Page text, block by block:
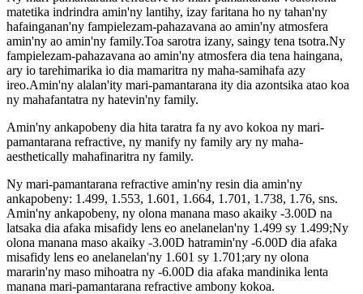
matetika indrindra amin'ny lantihy, izay faritana ho ny tahan'ny
hafainganan'ny fampielezam-pahazavana ao amin'ny atmosfera
amin'ny ao amin'ny family.Toa sarotra izany, saingy tena tsotra.Ny
fampielezam-pahazavana ao amin'ny atmosfera dia tena haingana,
ary io tarehimarika io dia mamaritra ny maha-samihafa azy
ireo.Amin'ny alalan'ity mari-pamantarana ity dia azontsika atao koa
ny mahafantatra ny hatevin'ny family.
Amin'ny ankapobeny dia hita taratra fa ny avo kokoa ny mari-
pamantarana refractive, ny manify ny family ary ny maha-
aesthetically mahafinaritra ny family.
Ny mari-pamantarana refractive amin'ny resin dia amin'ny
ankapobeny: 1.499, 1.553, 1.601, 1.664, 1.701, 1.738, 1.76, sns.
Amin'ny ankapobeny, ny olona manana maso akaiky -3.00D na
latsaka dia afaka misafidy lens eo anelanelan'ny 1.499 sy 1.499;Ny
olona manana maso akaiky -3.00D hatramin'ny -6.00D dia afaka
misafidy lens eo anelanelan'ny 1.601 sy 1.701;ary ny olona
mararin'ny maso mihoatra ny -6.00D dia afaka mandinika lenta
manana mari-pamantarana refractive ambony kokoa.